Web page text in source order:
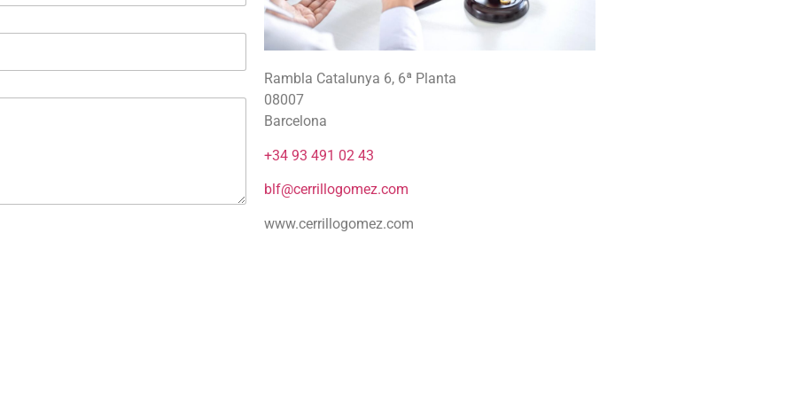
Rambla Catalunya 6, 6ª Planta
08007
Barcelona
+34 93 491 02 43
blf@cerrillogomez.com
www.cerrillogomez.com